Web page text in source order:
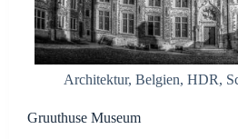
Architektur, Belgien, HDR,
Gruuthuse Museum